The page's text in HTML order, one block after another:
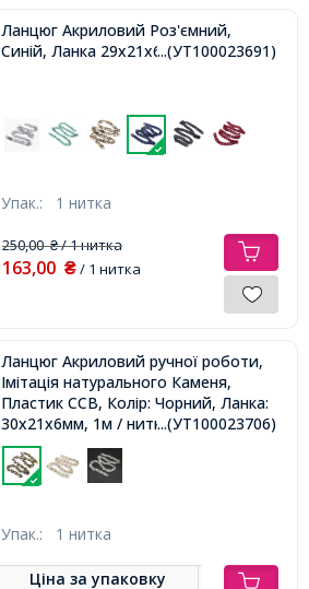
Ланцюг Акриловий Роз'ємний,
Синій, Ланка 29x21x6мм, 1м,...(УТ100023691)
Упак.: 1 нитка
250,00₴/ 1 нитка
163,00 ₴/ 1 нитка
Ланцюг Акриловий ручної роботи,
Імітація натурального Каменя,
Пластик CCB, Колір: Чорний, Ланка:
30x21x6мм, 1м / нитка,...(УТ100023706)
Упак.: 1 нитка
Ціна заупаковку